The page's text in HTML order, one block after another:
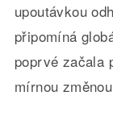
upoutávkou
připomíná
poprvé začala
mírnou